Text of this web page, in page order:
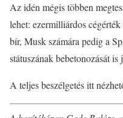
Az idén mégis többen
lehet: ezermilliárdos
bír, Musk számára pedig a
státuszának bebetonozását is
A teljes beszélgetés itt